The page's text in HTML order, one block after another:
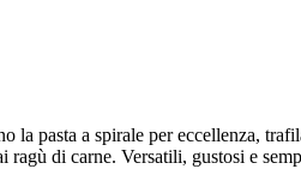
la pasta a spirale per eccellenza,
ragù di carne. Versatili, gustosi e